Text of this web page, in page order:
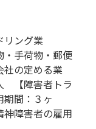
リング業
手荷物・郵便
の定める業
【障害者トラ
間：３ヶ
害者の雇用